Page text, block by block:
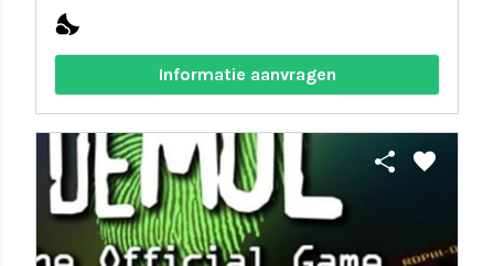
nights_stay
Informatie aanvragen
share favorite